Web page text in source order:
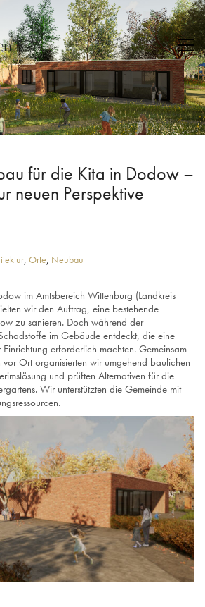
für die Kita in Dodow –
neuen Perspektive
, Orte, Neubau
im Amtsbereich Wittenburg (Landkreis
wir den Auftrag, eine bestehende
zu sanieren. Doch während der
im Gebäude entdeckt, die eine
erforderlich machten. Gemeinsam
vor Ort organisierten wir umgehend baulichen
und prüften Alternativen für die
Wir unterstützten die Gemeinde mit